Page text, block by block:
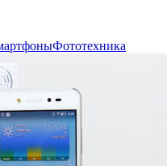
Фототехника